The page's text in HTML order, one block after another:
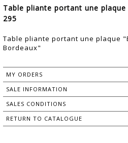
Table pliante portant une
295
Table pliante portant une plaque
Bordeaux"
MY ORDERS
SALE INFORMATION
SALES CONDITIONS
RETURN TO CATALOGUE